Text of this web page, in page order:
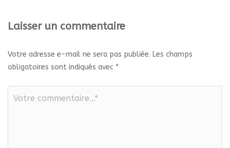
Laisser un commentaire
Votre adresse e-mail ne sera pas publiée. Les champs
obligatoires sont indiqués avec *